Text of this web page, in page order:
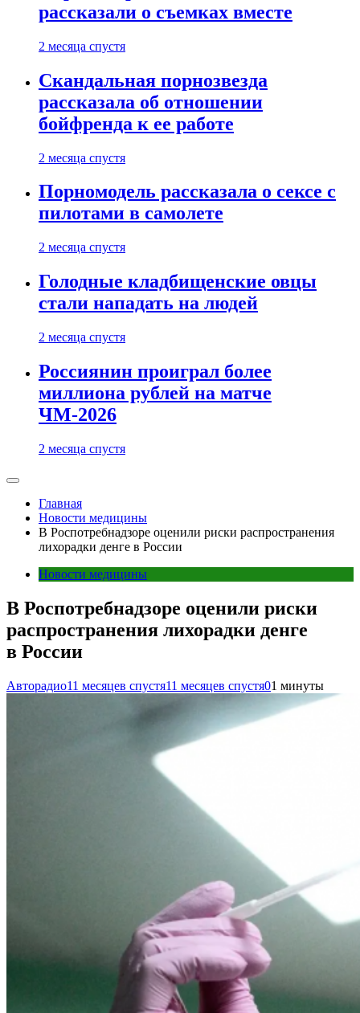
рассказали о съемках вместе
2 месяца спустя
Скандальная порнозвезда
рассказала об отношении
бойфренда к ее работе
2 месяца спустя
Порномодель рассказала о сексе с
пилотами в самолете
2 месяца спустя
Голодные кладбищенские овцы
стали нападать на людей
2 месяца спустя
Россиянин проиграл более
миллиона рублей на матче
ЧМ-2026
2 месяца спустя
Главная
Новости медицины
В Роспотребнадзоре оценили риски распространения
лихорадки денге в России
Новости медицины
В Роспотребнадзоре оценили риски
распространения лихорадки денге
в России
Авторадио11 месяцев спустя11 месяцев спустя01 минуты